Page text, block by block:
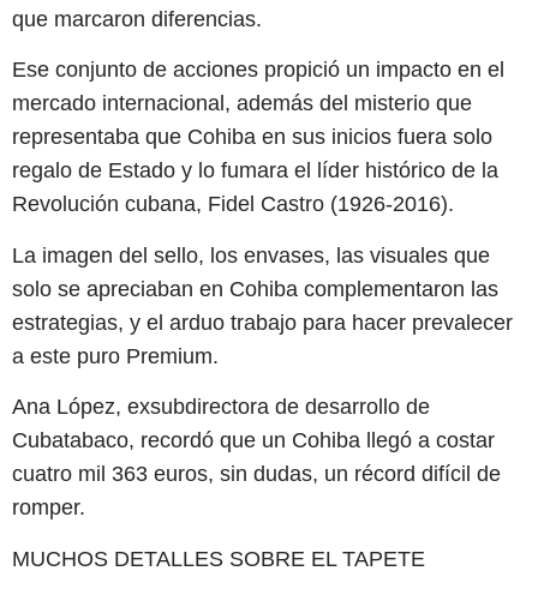
que marcaron diferencias.
Ese conjunto de acciones propició un impacto en el
mercado internacional, además del misterio que
representaba que Cohiba en sus inicios fuera solo
regalo de Estado y lo fumara el líder histórico de la
Revolución cubana, Fidel Castro (1926-2016).
La imagen del sello, los envases, las visuales que
solo se apreciaban en Cohiba complementaron las
estrategias, y el arduo trabajo para hacer prevalecer
a este puro Premium.
Ana López, exsubdirectora de desarrollo de
Cubatabaco, recordó que un Cohiba llegó a costar
cuatro mil 363 euros, sin dudas, un récord difícil de
romper.
MUCHOS DETALLES SOBRE EL TAPETE